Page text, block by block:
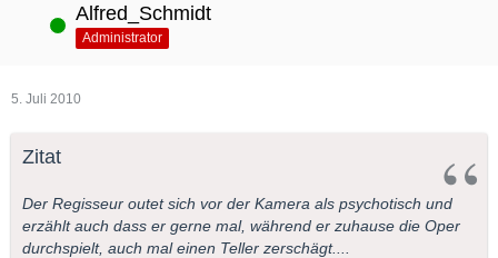
Online Alfred_Schmidt
Administrator
5. Juli 2010
Zitat
Der Regisseur outet sich vor der Kamera als psychotisch und
erzählt auch dass er gerne mal, während er zuhause die Oper
durchspielt, auch mal einen Teller zerschägt....